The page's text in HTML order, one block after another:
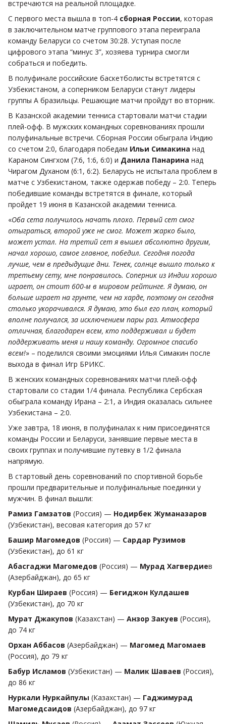
встречаются на реальной площадке.
С первого места вышла в топ-4 сборная России, которая
в заключительном матче группового этапа переиграла
команду Беларуси со счетом 30:28. Уступая после
цифрового этапа “минус 3”, хозяева турнира смогли
собраться и победить.
В полуфинале российские баскетболисты встретятся с
Узбекистаном, а соперником Беларуси станут лидеры
группы А бразильцы. Решающие матчи пройдут во вторник.
В Казанской академии тенниса стартовали матчи стадии
плей-офф. В мужских командных соревнованиях прошли
полуфинальные встречи. Сборная России обыграла Индию
со счетом 2:0, благодаря победам Ильи Симакина над
Караном Сингхом (7:6, 1:6, 6:0) и Данила Панарина над
Чирагом Духаном (6:1, 6:2). Беларусь не испытала проблем в
матче с Узбекистаном, также одержав победу – 2:0. Теперь
победившие команды встретятся в финале, который
пройдет 19 июня в Казанской академии тенниса.
«Оба сета получилось начать плохо. Первый сет смог
отыграться, второй уже не смог. Может жарко было,
может устал. На третий сет я вышел абсолютно другим,
начал хорошо, самое главное, победил. Сегодня погода
лучше, чем в предыдущие дни. Тенек, солнце вышло только к
третьему сету, мне понравилось. Соперник из Индии хорошо
играет, он стоит 600-м в мировом рейтинге. Я думаю, он
больше играет на грунте, чем на харде, поэтому он сегодня
столько укорачивался. Я думаю, это был его план, который
вполне получался, за исключением пары раз. Атмосфера
отличная, благодарен всем, кто поддерживал и будет
поддерживать меня и нашу команду. Огромное спасибо
всем!» – поделился своими эмоциями Илья Симакин после
выхода в финал Игр БРИКС.
В женских командных соревнованиях матчи плей-офф
стартовали со стадии 1/4 финала. Республика Сербская
обыграла команду Ирана – 2:1, а Индия оказалась сильнее
Узбекистана – 2:0.
Уже завтра, 18 июня, в полуфиналах к ним присоединятся
команды России и Беларуси, занявшие первые места в
своих группах и получившие путевку в 1/2 финала
напрямую.
В стартовый день соревнований по спортивной борьбе
прошли предварительные и полуфинальные поединки у
мужчин. В финал вышли:
Рамиз Гамзатов (Россия) — Нодирбек Жуманазаров
(Узбекистан), весовая категория до 57 кг
Башир Магомедов (Россия) — Сардар Рузимов
(Узбекистан), до 61 кг
Абасгаджи Магомедов (Россия) — Мурад Хагвердиев
(Азербайджан), до 65 кг
Курбан Шираев (Россия) — Бегиджон Кулдашев
(Узбекистан), до 70 кг
Мурат Джакупов (Казахстан) — Анзор Закуев (Россия),
до 74 кг
Орхан Аббасов (Азербайджан) — Магомед Магомаев
(Россия), до 79 кг
Бабур Исламов (Узбекистан) — Малик Шаваев (Россия),
до 86 кг
Нуркали Нуркайпулы (Казахстан) — Гаджимурад
Магомедсаидов (Азербайджан), до 97 кг